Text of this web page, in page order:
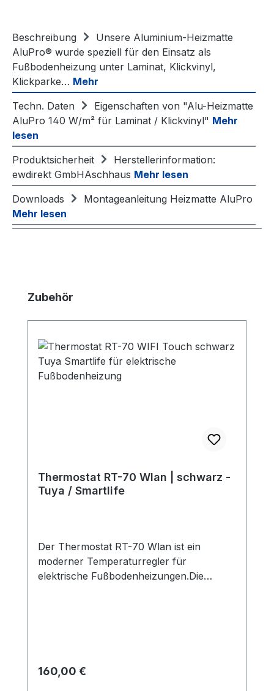
Beschreibung
Unsere Aluminium-Heizmatte
AluPro® wurde speziell für den Einsatz als
Fußbodenheizung unter Laminat, Klickvinyl,
Klickparke… Mehr
Techn. Daten
Eigenschaften von "Alu-Heizmatte
AluPro 140 W/m² für Laminat / Klickvinyl" Mehr
lesen
Produktsicherheit
Herstellerinformation:
ewdirekt GmbHAschhaus Mehr lesen
Downloads
Montageanleitung Heizmatte AluPro
Mehr lesen
Produktgalerie überspringen
Zubehör
Thermostat RT-70 Wlan | schwarz -
Tuya / Smartlife
Der Thermostat RT-70 Wlan ist ein
moderner Temperaturregler für
elektrische Fußbodenheizungen.Die
70 kann vollstandig über die Tuya /
Regulärer Preis:
160,00 €